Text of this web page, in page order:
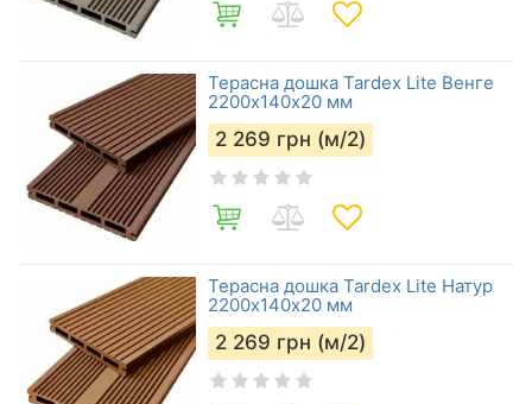
Терасна дошка Tardex Lite Венге
2200х140х20 мм
2 269 грн (м/2)
Терасна дошка Tardex Lite Натур
2200х140х20 мм
2 269 грн (м/2)